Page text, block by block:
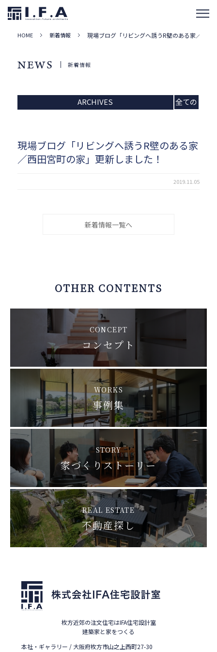
HOME 新着情報 現場ブログ「リビングへ誘うR壁のある家／西田
NEWS 新着情報
ARCHIVES
全ての
現場ブログ「リビングへ誘うR壁のある家
／西田宮町の家」更新しました！
2019.11.05
新着情報一覧へ
OTHER CONTENTS
CONCEPT
コンセプト
WORKS
事例集
STORY
家づくりストーリー
REAL ESTATE
不動産探し
枚方近郊の注文住宅はIFA住宅設計室
建築家と家をつくる
本社・ギャラリー / 大阪府枚方市山之上西町27-30